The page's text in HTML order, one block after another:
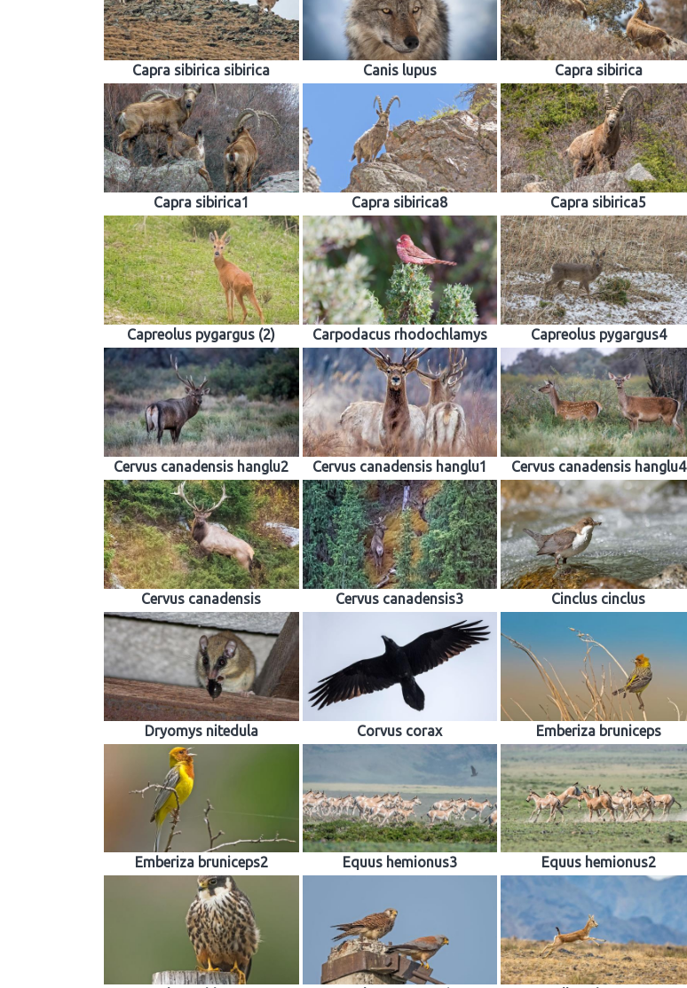
Capra sibirica sibirica Canis lupus Capra sibirica
Capra sibirica1 Capra sibirica8 Capra sibirica5
Capreolus pygargus (2) Carpodacus rhodochlamys Capreolus pygargus4
Cervus canadensis hanglu2 Cervus canadensis hanglu1 Cervus canadensis hanglu4
Cervus canadensis Cervus canadensis3 Cinclus cinclus
Dryomys nitedula Corvus corax Emberiza bruniceps
Emberiza bruniceps2 Equus hemionus3 Equus hemionus2